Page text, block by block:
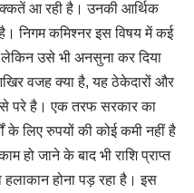
आ रही है। उनकी आर्थिक
है। निगम कमिश्नर इस विषय में कई
उसे भी अनसुना कर दिया
वजह क्या है, यह ठेकेदारों और
परे है। एक तरफ सरकार का
के लिए रुपयों की कोई कमी नहीं है
हो जाने के बाद भी राशि प्राप्त
होना पड़ रहा है। इस